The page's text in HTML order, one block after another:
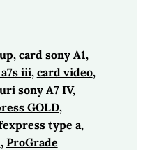
, card sony A1 ,
iii, card video ,
sony A7 IV ,
GOLD,
type a,
, ProGrade